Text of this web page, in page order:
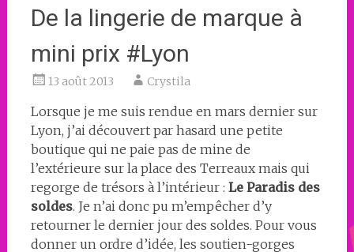
De la lingerie de marque à
mini prix #Lyon
13 août 2013 Crystila
Lorsque je me suis rendue en mars dernier sur
Lyon, j’ai découvert par hasard une petite
boutique qui ne paie pas de mine de
l’extérieure sur la place des Terreaux mais qui
regorge de trésors à l’intérieur : Le Paradis des
soldes. Je n’ai donc pu m’empêcher d’y
retourner le dernier jour des soldes. Pour vous
donner un ordre d’idée, les soutien-gorges